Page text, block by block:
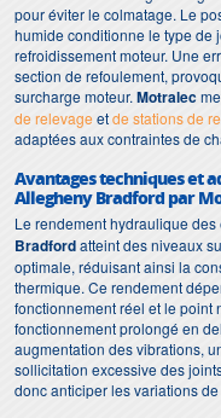
pour éviter le colmatage. Le
humide conditionne le type de
refroidissement moteur. Une
section de refoulement,
surcharge moteur. Motralec
de relevage etde stations de
adaptées aux contraintes de
Avantages techniques et
Allegheny Bradford par
Le rendement hydraulique
Bradfordatteint des niveaux
optimale, réduisant ainsi la
thermique. Ce rendement
fonctionnement réel et le point
fonctionnement prolongé en
augmentation des vibrations,
sollicitation excessive des
donc anticiper les variations